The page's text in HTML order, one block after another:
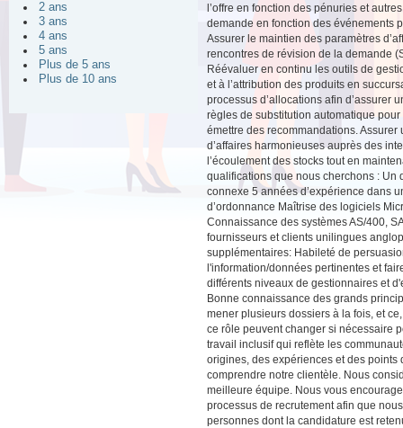
2 ans
3 ans
4 ans
5 ans
Plus de 5 ans
Plus de 10 ans
l’offre en fonction des pénuries et
demande en fonction des événements
Assurer le maintien des paramètres
rencontres de révision de la demande
Réévaluer en continu les outils de
et à l’attribution des produits en
processus d’allocations afin d’assurer
règles de substitution automatique
émettre des recommandations.
d’affaires harmonieuses auprès des
l’écoulement des stocks tout en
qualifications que nous cherchons : Un
connexe 5 années d’expérience dans
d’ordonnance Maîtrise des logiciels
Connaissance des systèmes AS/400,
fournisseurs et clients unilingues
supplémentaires: Habileté de
l'information/données pertinentes et
différents niveaux de gestionnaires et
Bonne connaissance des grands
mener plusieurs dossiers à la fois, et
ce rôle peuvent changer si nécessaire
travail inclusif qui reflète les
origines, des expériences et des
comprendre notre clientèle. Nous
meilleure équipe. Nous vous
processus de recrutement afin que
personnes dont la candidature est